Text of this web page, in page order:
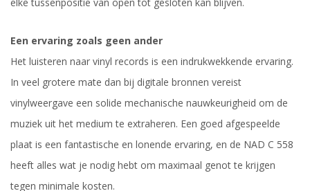
Een ervaring zoals geen ander
Het luisteren naar vinyl records is een indrukwekkende ervaring.
In veel grotere mate dan bij digitale bronnen vereist
vinylweergave een solide mechanische nauwkeurigheid om de
muziek uit het medium te extraheren. Een goed afgespeelde
plaat is een fantastische en lonende ervaring, en de NAD C 558
heeft alles wat je nodig hebt om maximaal genot te krijgen
tegen minimale kosten.